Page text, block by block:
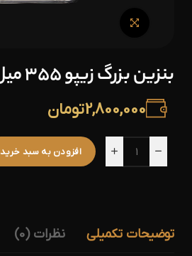
بنزین بزرگ زیپو 355 میل
2,800,000تومان
افزودن به سبد خرید
توضیحات تکمیلی نظرات (0)